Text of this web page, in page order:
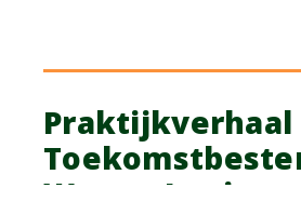
Praktijkverhaal
Wonen Lening